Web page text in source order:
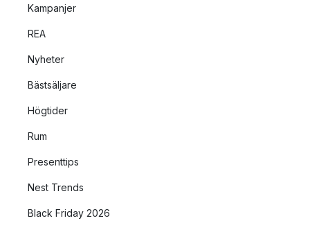
Kampanjer
REA
Nyheter
Bästsäljare
Högtider
Rum
Presenttips
Nest Trends
Black Friday 2026